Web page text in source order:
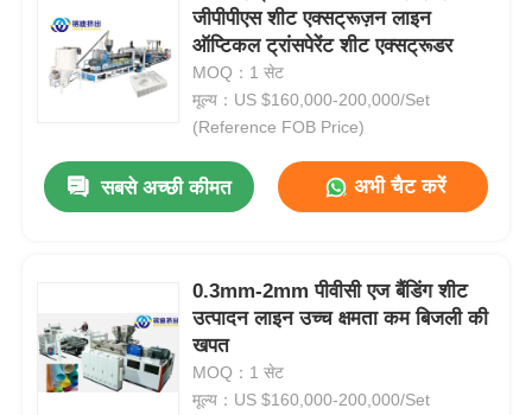
जीपीपीएस शीट एक्सट्रूज़न लाइन
ऑप्टिकल ट्रांसपेरेंट शीट एक्सट्रूडर
MOQ：1 सेट
मूल्य：US $160,000-200,000/Set
(Reference FOB Price)
सबसे अच्छी कीमत अभी चैट करें
0.3mm-2mm पीवीसी एज बैंडिंग शीट
उत्पादन लाइन उच्च क्षमता कम बिजली की
खपत
MOQ：1 सेट
मूल्य：US $160,000-200,000/Set